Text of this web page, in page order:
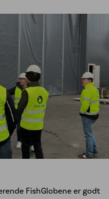
for urfolk
FishGlobene er godt